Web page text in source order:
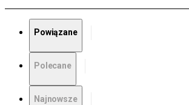
Powiązane
Polecane
Najnowsze